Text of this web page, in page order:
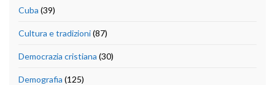
Cuba (39)
Cultura e tradizioni(87)
Democrazia cristiana (30)
Demografia (125)